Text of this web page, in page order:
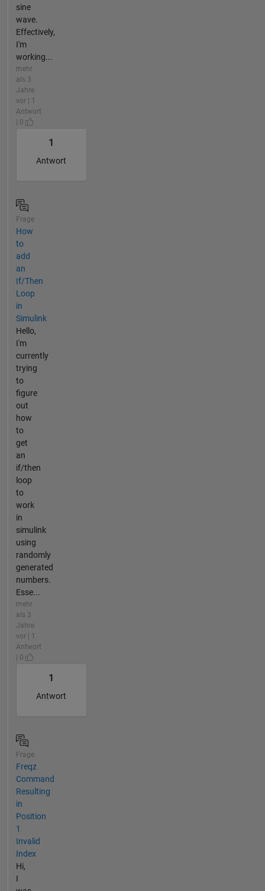
sine
wave.
Effectively,
I'm
working...
mehr
als 3
Jahre
vor | 1
Antwort
| 0
1
Antwort
Frage
How
to
add
an
If/Then
Loop
in
Simulink
Hello,
I'm
currently
trying
to
figure
out
how
to
get
an
if/then
loop
to
work
in
simulink
using
randomly
generated
numbers.
Esse...
mehr
als 3
Jahre
vor | 1
Antwort
| 0
1
Antwort
Frage
Freqz
Command
Resulting
in
Position
1
Invalid
Index
Hi,
I